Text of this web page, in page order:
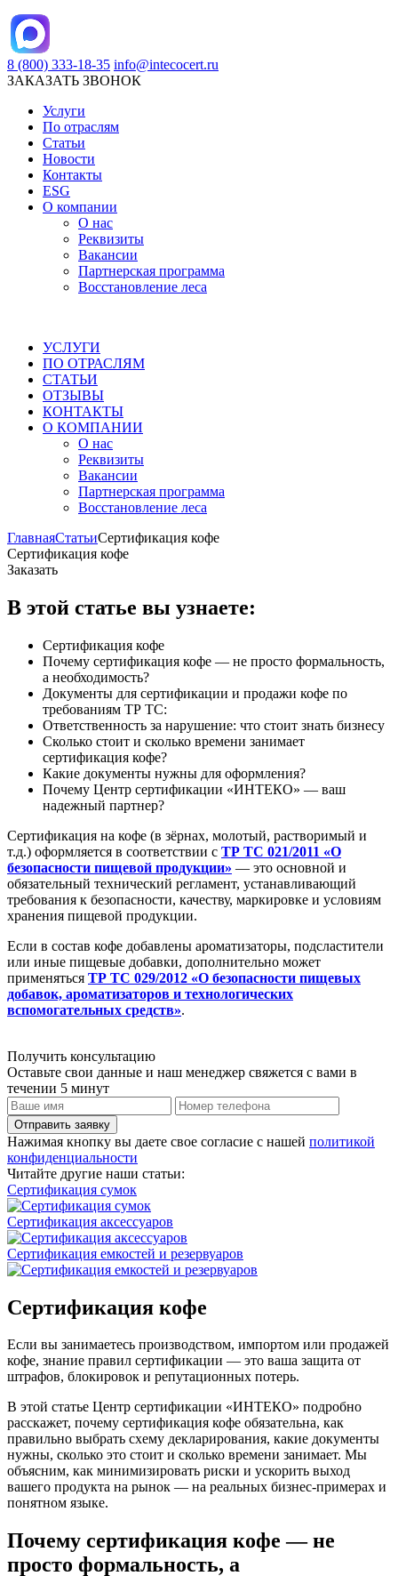
8 (800) 333-18-35 info@intecocert.ru
ЗАКАЗАТЬ ЗВОНОК
Услуги
По отраслям
Статьи
Новости
Контакты
ESG
О компании
О нас
Реквизиты
Вакансии
Партнерская программа
Восстановление леса
УСЛУГИ
ПО ОТРАСЛЯМ
СТАТЬИ
ОТЗЫВЫ
КОНТАКТЫ
О КОМПАНИИ
О нас
Реквизиты
Вакансии
Партнерская программа
Восстановление леса
ГлавнаяСтатьиСертификация кофе
Сертификация кофе
Заказать
В этой статье вы узнаете:
Сертификация кофе
Почему сертификация кофе — не просто формальность,
а необходимость?
Документы для сертификации и продажи кофе по
требованиям ТР ТС:
Ответственность за нарушение: что стоит знать бизнесу
Сколько стоит и сколько времени занимает
сертификация кофе?
Какие документы нужны для оформления?
Почему Центр сертификации «ИНТЕКО» — ваш
надежный партнер?
Сертификация на кофе (в зёрнах, молотый, растворимый и
т.д.) оформляется в соответствии с ТР ТС 021/2011 «О
безопасности пищевой продукции» — это основной и
обязательный технический регламент, устанавливающий
требования к безопасности, качеству, маркировке и условиям
хранения пищевой продукции.
Если в состав кофе добавлены ароматизаторы, подсластители
или иные пищевые добавки, дополнительно может
применяться ТР ТС 029/2012 «О безопасности пищевых
добавок, ароматизаторов и технологических
вспомогательных средств».
Получить консультацию
Оставьте свои данные и наш менеджер свяжется с вами в
течении 5 минут
Отправить заявку
Нажимая кнопку вы даете свое согласие с нашей политикой
конфиденциальности
Читайте другие наши статьи:
Сертификация сумок
Сертификация аксессуаров
Сертификация емкостей и резервуаров
Сертификация кофе
Если вы занимаетесь производством, импортом или продажей
кофе, знание правил сертификации — это ваша защита от
штрафов, блокировок и репутационных потерь.
В этой статье Центр сертификации «ИНТЕКО» подробно
расскажет, почему сертификация кофе обязательна, как
правильно выбрать схему декларирования, какие документы
нужны, сколько это стоит и сколько времени занимает. Мы
объясним, как минимизировать риски и ускорить выход
вашего продукта на рынок — на реальных бизнес-примерах и
понятном языке.
Почему сертификация кофе — не
просто формальность, а